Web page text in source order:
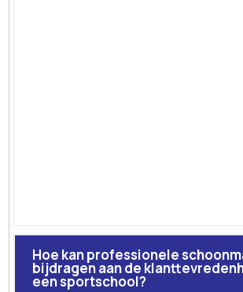
Hoe kan professionele
bijdragen aan de
een sportschool?